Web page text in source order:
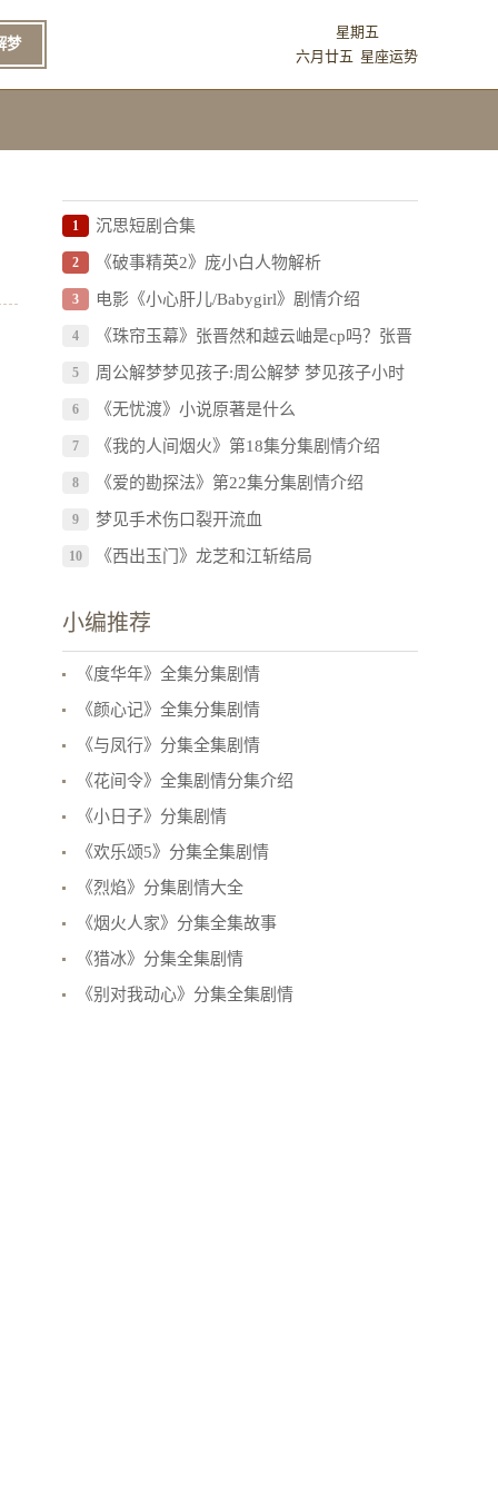
梦
星期五
六月廿五 星座运势
1 沉思短剧合集
2 《破事精英2》庞小白人物解析
3 电影《小心肝儿/Babygirl》剧情介绍
4
《珠帘玉幕》张晋然和越云岫是cp吗？张晋
然和越云岫有什么关系？
5
周公解梦梦见孩子:周公解梦 梦见孩子小时
候的样子
6 《无忧渡》小说原著是什么
7 《我的人间烟火》第18集分集剧情介绍
8 《爱的勘探法》第22集分集剧情介绍
9 梦见手术伤口裂开流血
10 《西出玉门》龙芝和江斩结局
小编推荐
《度华年》全集分集剧情
《颜心记》全集分集剧情
《与凤行》分集全集剧情
《花间令》全集剧情分集介绍
《小日子》分集剧情
《欢乐颂5》分集全集剧情
《烈焰》分集剧情大全
《烟火人家》分集全集故事
《猎冰》分集全集剧情
《别对我动心》分集全集剧情